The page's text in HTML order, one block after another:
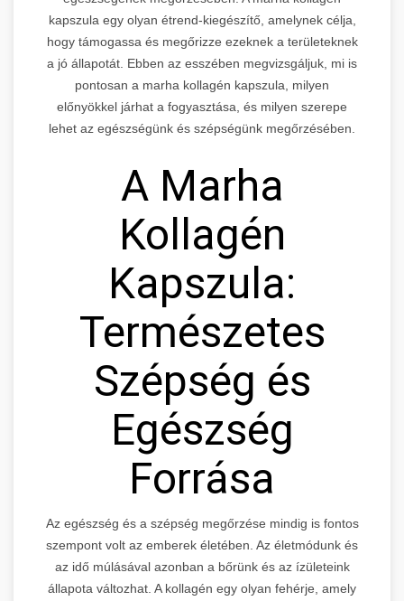
kapszula egy olyan étrend-kiegészítő, amelynek célja,
hogy támogassa és megőrizze ezeknek a területeknek
a jó állapotát. Ebben az esszében megvizsgáljuk, mi is
pontosan a marha kollagén kapszula, milyen
előnyökkel járhat a fogyasztása, és milyen szerepe
lehet az egészségünk és szépségünk megőrzésében.
A Marha
Kollagén
Kapszula:
Természetes
Szépség és
Egészség
Forrása
Az egészség és a szépség megőrzése mindig is fontos
szempont volt az emberek életében. Az életmódunk és
az idő múlásával azonban a bőrünk és az ízületeink
állapota változhat. A kollagén egy olyan fehérje, amely